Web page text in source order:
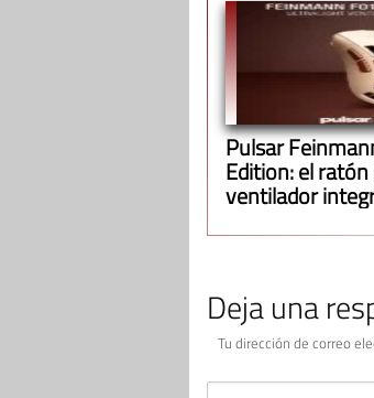
Pulsar
Edition: el
ventilador
Deja una
Tu dirección de correo